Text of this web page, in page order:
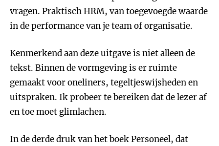
vragen. Praktisch HRM, van toegevoegde waarde
in de performance van je team of organisatie.
Kenmerkend aan deze uitgave is niet alleen de
tekst. Binnen de vormgeving is er ruimte
gemaakt voor oneliners, tegeltjeswijsheden en
uitspraken. Ik probeer te bereiken dat de lezer af
en toe moet glimlachen.
In de derde druk van het boek Personeel, dat